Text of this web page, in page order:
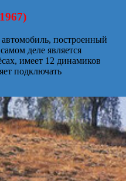
построенный
деле является
имеет 12 динамиков
подключать